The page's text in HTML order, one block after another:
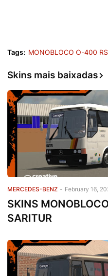
Tags: MONOBLOCO O-400
Skins mais baixadas
MERCEDES-BENZ - February 16,
SKINS
SARITUR